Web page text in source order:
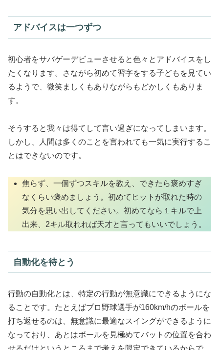
アドバイスは一つずつ
初心者をサバゲーデビューさせると色々とアドバイスをし
たくなります。さながら初めて習字をする子どもを見てい
るようで、微笑ましくもありながらもどかしくもありま
す。
そうすると我々は得てして言い過ぎになってしまいます。
しかし、人間は多くのことを言われても一気に実行するこ
とはできないのです。
焦らず、一個ずつスキルを教え、できたら褒めすぎ
なくらい褒めましょう。初めてヒットが取れた時の
気分を思い出してください。初めてなら１キルで上
出来、2キル取れれば天才と言ってもいいでしょう。
自動化を待とう
行動の自動化とは、特定の行動が無意識にできるようにな
ることです。たとえばプロ野球選手が160km/hのボールを
打ち返せるのは、無意識に最適なスイングができるように
なっており、あとはボールを見極めてバットの位置を合わ